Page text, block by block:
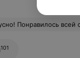
Понравилось всей
101